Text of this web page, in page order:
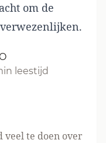
om de
leestijd
veel te doen over